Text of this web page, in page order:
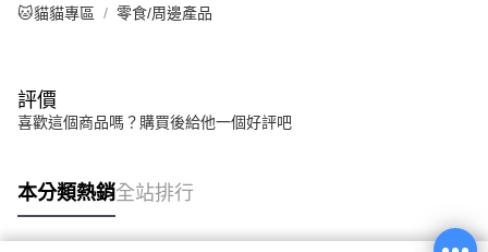
🐱貓貓專區 零食/周邊產品
評價
喜歡這個商品嗎？購買後給他一個好評吧
本分類熱銷全站排行